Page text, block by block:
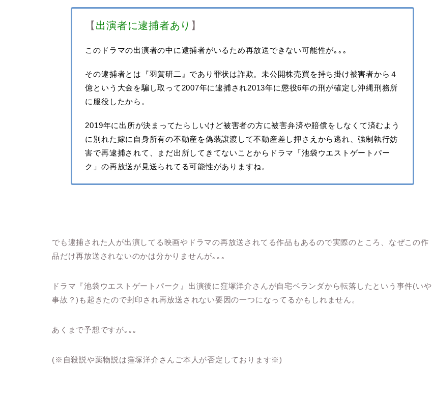
【 出演者に逮捕者あり 】
このドラマの出演者の中に逮捕者がいるため再放送できない可能性が｡｡｡
その逮捕者とは『羽賀研二』であり罪状は詐欺。未公開株売買を持ち掛け被害者から４
億という大金を騙し取って2007年に逮捕され2013年に懲役6年の刑が確定し沖縄刑務所
に服役したから。
2019年に出所が決まってたらしいけど被害者の方に被害弁済や賠償をしなくて済むよう
に別れた嫁に自身所有の不動産を偽装譲渡して不動産差し押さえから逃れ、強制執行妨
害で再逮捕されて、まだ出所してきてないことからドラマ「池袋ウエストゲートパー
ク」の再放送が見送られてる可能性がありますね。
でも逮捕された人が出演してる映画やドラマの再放送されてる作品もあるので実際のところ、なぜこの作
品だけ再放送されないのかは分かりませんが｡｡｡
ドラマ『池袋ウエストゲートパーク』出演後に窪塚洋介さんが自宅ベランダから転落したという事件(いや
事故？)も起きたので封印され再放送されない要因の一つになってるかもしれません。
あくまで予想ですが｡｡｡
(※自殺説や薬物説は窪塚洋介さんご本人が否定しております※)